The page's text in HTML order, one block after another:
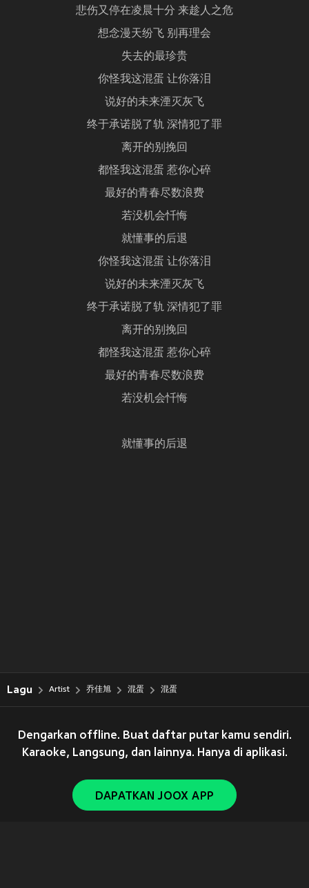
悲伤又停在凌晨十分 来趁人之危
想念漫天纷飞 别再理会
失去的最珍贵
你怪我这混蛋 让你落泪
说好的未来湮灭灰飞
终于承诺脱了轨 深情犯了罪
离开的别挽回
都怪我这混蛋 惹你心碎
最好的青春尽数浪费
若没机会忏悔
就懂事的后退
你怪我这混蛋 让你落泪
说好的未来湮灭灰飞
终于承诺脱了轨 深情犯了罪
离开的别挽回
都怪我这混蛋 惹你心碎
最好的青春尽数浪费
若没机会忏悔
就懂事的后退
Lagu Artist 乔佳旭 混蛋 混蛋
Dengarkan offline. Buat daftar putar kamu sendiri.
Karaoke, Langsung, dan lainnya. Hanya di aplikasi.
DAPATKAN JOOX APP